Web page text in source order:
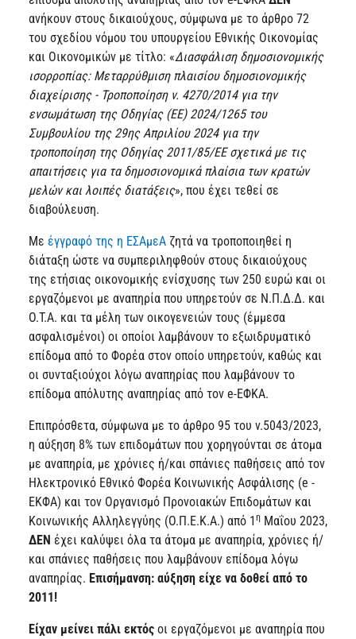
ανήκουν στους δικαιούχους, σύμφωνα με το άρθρο 72
του σχεδίου νόμου του υπουργείου Εθνικής Οικονομίας
και Οικονομικών με τίτλο: «Διασφάλιση δημοσιονομικής
ισορροπίας: Μεταρρύθμιση πλαισίου δημοσιονομικής
διαχείρισης - Τροποποίηση ν. 4270/2014 για την
ενσωμάτωση της Οδηγίας (ΕΕ) 2024/1265 του
Συμβουλίου της 29ης Απριλίου 2024 για την
τροποποίηση της Οδηγίας 2011/85/ΕΕ σχετικά με τις
απαιτήσεις για τα δημοσιονομικά πλαίσια των κρατών
μελών και λοιπές διατάξεις», που έχει τεθεί σε
διαβούλευση.
Με έγγραφό της η ΕΣΑμεΑ ζητά να τροποποιηθεί η
διάταξη ώστε να συμπεριληφθούν στους δικαιούχους
της ετήσιας οικονομικής ενίσχυσης των 250 ευρώ και οι
εργαζόμενοι με αναπηρία που υπηρετούν σε Ν.Π.Δ.Δ. και
Ο.Τ.Α. και τα μέλη των οικογενειών τους (έμμεσα
ασφαλισμένοι) οι οποίοι λαμβάνουν το εξωιδρυματικό
επίδομα από το Φορέα στον οποίο υπηρετούν, καθώς και
οι συνταξιούχοι λόγω αναπηρίας που λαμβάνουν το
επίδομα απόλυτης αναπηρίας από τον e-ΕΦΚΑ.
Επιπρόσθετα, σύμφωνα με το άρθρο 95 του ν.5043/2023,
η αύξηση 8% των επιδομάτων που χορηγούνται σε άτομα
με αναπηρία, με χρόνιες ή/και σπάνιες παθήσεις από τον
Ηλεκτρονικό Εθνικό Φορέα Κοινωνικής Ασφάλισης (e -
ΕΚΦΑ) και τον Οργανισμό Προνοιακών Επιδομάτων και
Κοινωνικής Αλληλεγγύης (Ο.Π.Ε.Κ.Α.) από 1 η Μαΐου 2023,
ΔΕΝ έχει καλύψει όλα τα άτομα με αναπηρία, χρόνιες ή/
και σπάνιες παθήσεις που λαμβάνουν επίδομα λόγω
αναπηρίας. Επισήμανση: αύξηση είχε να δοθεί από το
2011!
Είχαν μείνει πάλι εκτός οι εργαζόμενοι με αναπηρία που